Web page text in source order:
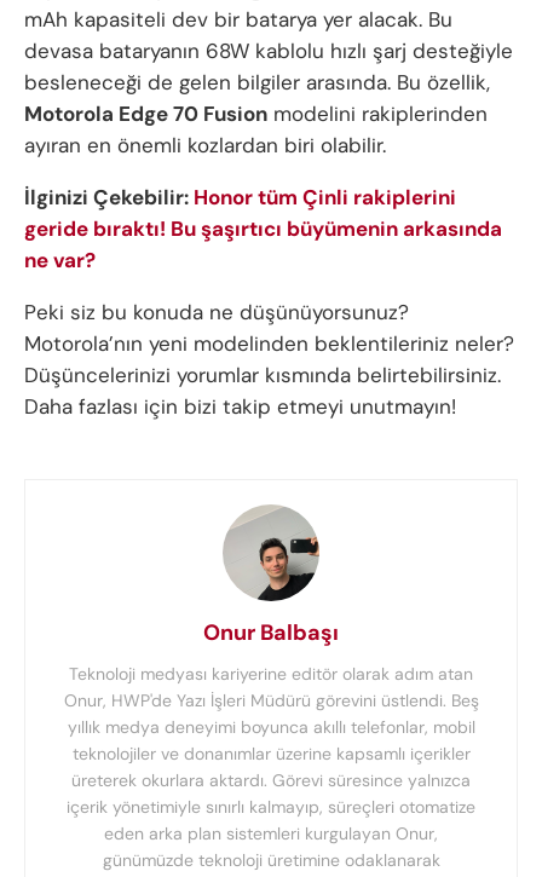
mAh kapasiteli dev bir batarya yer alacak. Bu
devasa bataryanın 68W kablolu hızlı şarj desteğiyle
besleneceği de gelen bilgiler arasında. Bu özellik,
Motorola Edge 70 Fusion modelini rakiplerinden
ayıran en önemli kozlardan biri olabilir.
İlginizi Çekebilir: Honor tüm Çinli rakiplerini
geride bıraktı! Bu şaşırtıcı büyümenin arkasında
ne var?
Peki siz bu konuda ne düşünüyorsunuz?
Motorola’nın yeni modelinden beklentileriniz neler?
Düşüncelerinizi yorumlar kısmında belirtebilirsiniz.
Daha fazlası için bizi takip etmeyi unutmayın!
Onur Balbaşı
Teknoloji medyası kariyerine editör olarak adım atan
Onur, HWP'de Yazı İşleri Müdürü görevini üstlendi. Beş
yıllık medya deneyimi boyunca akıllı telefonlar, mobil
teknolojiler ve donanımlar üzerine kapsamlı içerikler
üreterek okurlara aktardı. Görevi süresince yalnızca
içerik yönetimiyle sınırlı kalmayıp, süreçleri otomatize
eden arka plan sistemleri kurgulayan Onur,
günümüzde teknoloji üretimine odaklanarak